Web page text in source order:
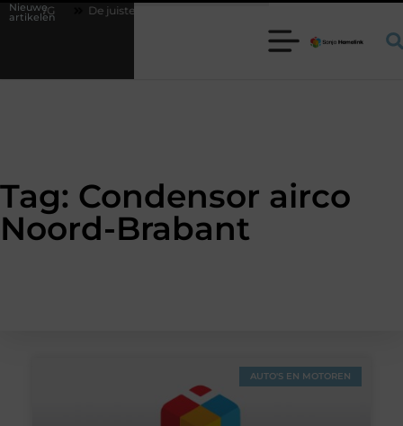
Nieuwe
artikelen De juiste rechthoekige trampoline kiezen voor jouw tuin
Tag: Condensor airco
Noord-Brabant
AUTO'S EN MOTOREN